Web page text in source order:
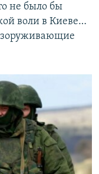
не было бы
воли в Киеве…